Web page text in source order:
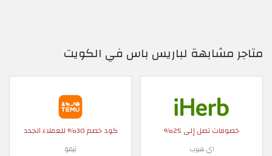
متاجر مشابهة لباريس باس في الكويت
خصومات تصل إلى 25%
اي هيرب
كود خصم 30% للعملاء الجدد
تيمو